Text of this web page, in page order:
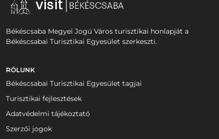
Békéscsaba Megyei Jogú Város turisztikai honlapját a
Békéscsabai Turisztikai Egyesület szerkeszti.
RÓLUNK
Békéscsabai Turisztikai Egyesület tagjai
Turisztikai fejlesztések
Adatvédelmi tájékoztató
Szerzői jogok